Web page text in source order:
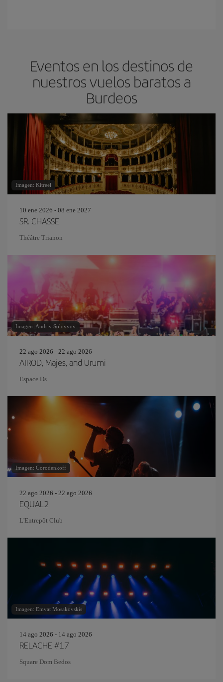
Eventos en los destinos de
nuestros vuelos baratos a
Burdeos
Imagen: Kitreel
10 ene 2026 - 08 ene 2027
SR. CHASSE
Théâtre Trianon
Imagen: Andriy Solovyov
22 ago 2026 - 22 ago 2026
AIROD, Majes, and Urumi
Espace Ds
Imagen: Gorodenkoff
22 ago 2026 - 22 ago 2026
EQUAL2
L'Entrepôt Club
Imagen: Emvat Mosakovskis
14 ago 2026 - 14 ago 2026
RELACHE #17
Square Dom Bedos